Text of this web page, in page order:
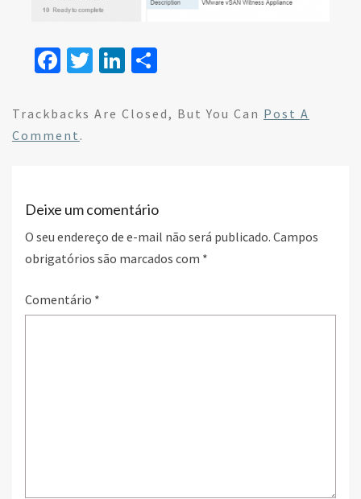
Fa
b
o
T
tt
Li
ke ar
Trackbacks Are Closed, But You Can Post A
Comment .
Deixe um comentário
O seu endereço de e-mail não será publicado. Campos
obrigatórios são marcados com *
Comentário *